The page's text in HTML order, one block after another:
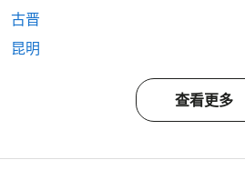
古晋
昆明
查看更多